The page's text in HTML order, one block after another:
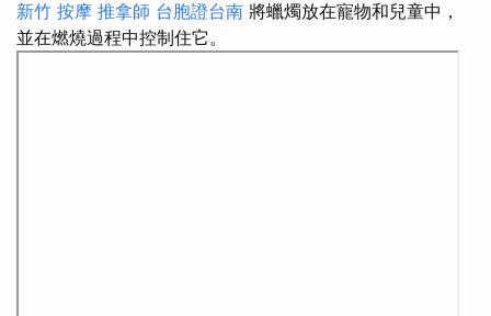
新竹 按摩 推拿師 台胞證台南 將蠟燭放在寵物和兒童中，
並在燃燒過程中控制住它。